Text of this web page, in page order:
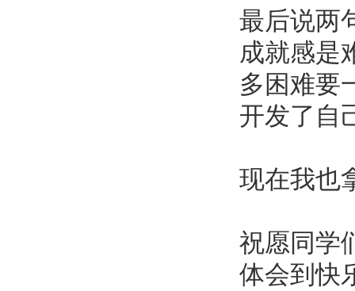
最后说两
成就感是
多困难要
开发了自
现在我也
祝愿同学
体会到快